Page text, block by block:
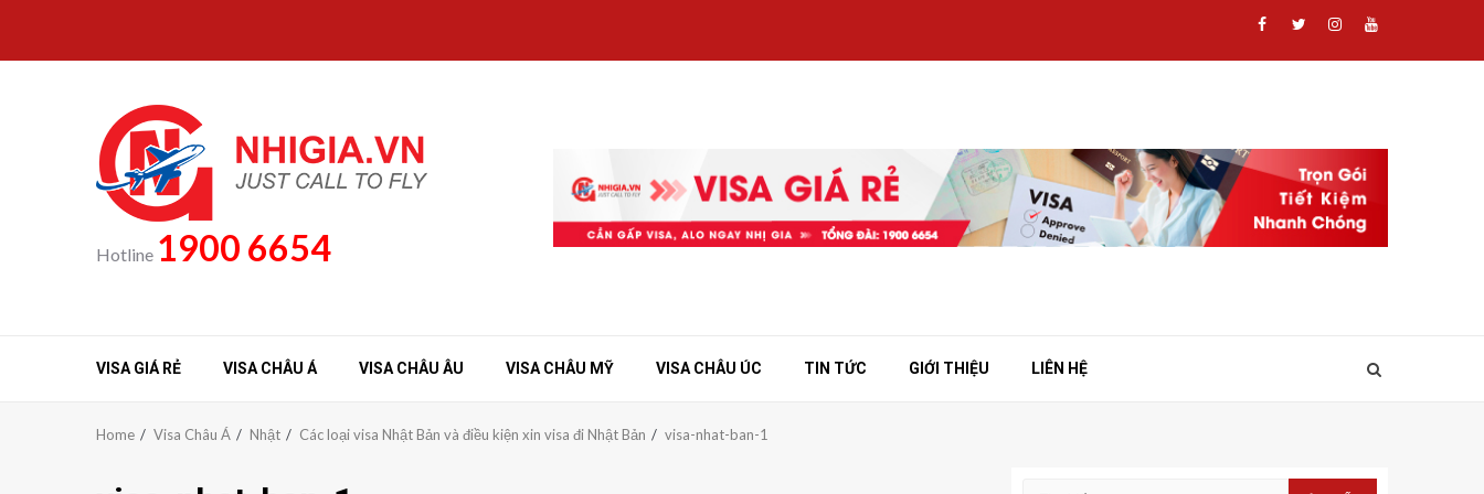
content
Facebook
TwitterInstagram
Youtube
Hotline 1900 6654
VISA GIÁ RẺ VISA CHÂU Á VISA CHÂU ÂU VISA CHÂU MỸ VISA CHÂU ÚC TIN TỨC GIỚI THIỆU LIÊN HỆ
Home Visa Châu Á Nhật Các loại visa Nhật Bản và điều kiện xin visa đi Nhật Bản visa-nhat-ban-1